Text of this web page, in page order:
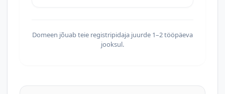
Domeen jõuab teie registripidaja juurde 1–2 tööpäeva
jooksul.